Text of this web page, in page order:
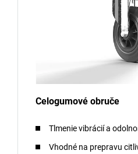
Celogumové obruče
Tlmenie vibrácií a
Vhodné na prepravu